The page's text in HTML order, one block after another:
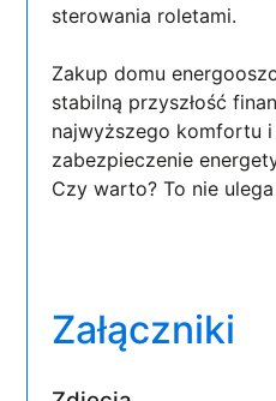
sterowania roletami.
Zakup domu
stabilną przyszłość
najwyższego komfortu
zabezpieczenie
Czy warto? To nie
Załączniki